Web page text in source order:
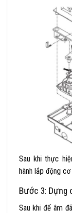
Sau khi thực
hành lắp động
Bước 3: Dựng
Sau khi đế âm